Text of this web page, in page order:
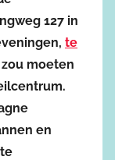
127 in
te
moeten
en
te